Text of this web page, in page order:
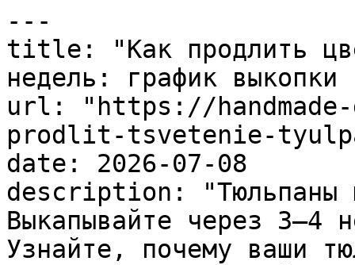
---
title: "Как продлить
недель: график выкопки
url: "https://
prodlit-tsvetenie-
date: 2026-07-08
description: "Тюльпаны
Выкапывайте через 3–4
Узнайте, почему ваши